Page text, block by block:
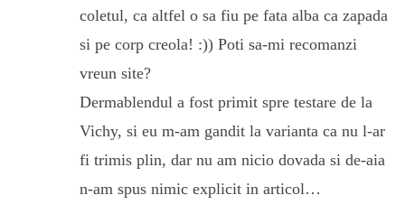
coletul, ca altfel o sa fiu pe fata alba ca zapada
si pe corp creola! :)) Poti sa-mi recomanzi
vreun site?
Dermablendul a fost primit spre testare de la
Vichy, si eu m-am gandit la varianta ca nu l-ar
fi trimis plin, dar nu am nicio dovada si de-aia
n-am spus nimic explicit in articol…